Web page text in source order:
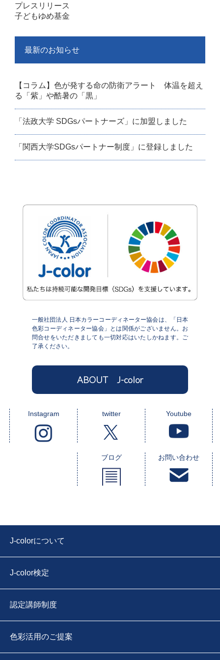
プレスリリース
子どもゆめ基金
最新のお知らせ
【コラム】色が発する命の防衛アラート 体温を超え
る「紫」や酷暑の「黒」
「法政大学 SDGsパートナーズ」に加盟しました
「関西大学SDGsパートナー制度」に登録しました
一般社団法人 日本カラーコーディネーター協会は、「日本
色彩コーディネーター協会」とは関係がございません。お
問合せをいただきましても一切対応はいたしかねます。ご
了承ください。
ABOUT J-color
Instagram twitter Youtube
ブログ お問い合わせ
J-colorについて
J-color検定
認定講師制度
色彩活用のご提案